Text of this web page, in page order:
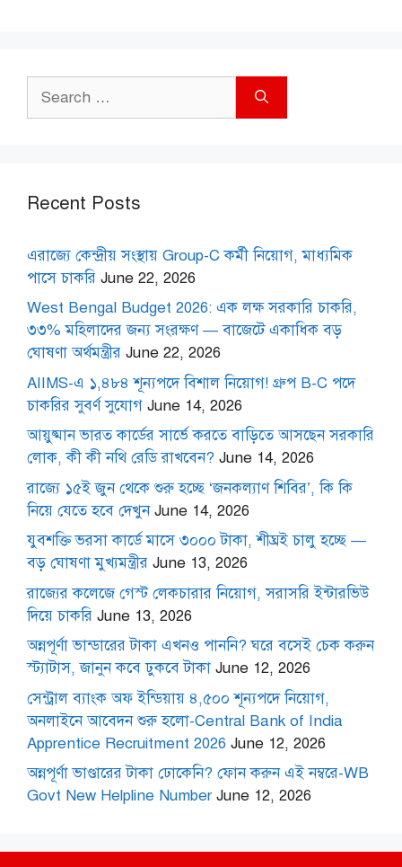
for:
Recent Posts
এরাজ্যে কেন্দ্রীয় সংস্থায় Group-C কর্মী নিয়োগ, মাধ্যমিক
পাসে চাকরি June 22, 2026
West Bengal Budget 2026: এক লক্ষ সরকারি চাকরি,
৩৩% মহিলাদের জন্য সংরক্ষণ — বাজেটে একাধিক বড়
ঘোষণা অর্থমন্ত্রীর June 22, 2026
AIIMS-এ ১,৪৮৪ শূন্যপদে বিশাল নিয়োগ! গ্রুপ B-C পদে
চাকরির সুবর্ণ সুযোগ June 14, 2026
আয়ুষ্মান ভারত কার্ডের সার্ভে করতে বাড়িতে আসছেন সরকারি
লোক, কী কী নথি রেডি রাখবেন? June 14, 2026
রাজ্যে ১৫ই জুন থেকে শুরু হচ্ছে ‘জনকল্যাণ শিবির’, কি কি
নিয়ে যেতে হবে দেখুন June 14, 2026
যুবশক্তি ভরসা কার্ডে মাসে ৩০০০ টাকা, শীঘ্রই চালু হচ্ছে —
বড় ঘোষণা মুখ্যমন্ত্রীর June 13, 2026
রাজ্যের কলেজে গেস্ট লেকচারার নিয়োগ, সরাসরি ইন্টারভিউ
দিয়ে চাকরি June 13, 2026
অন্নপূর্ণা ভান্ডারের টাকা এখনও পাননি? ঘরে বসেই চেক করুন
স্ট্যাটাস, জানুন কবে ঢুকবে টাকা June 12, 2026
সেন্ট্রাল ব্যাংক অফ ইন্ডিয়ায় ৪,৫০০ শূন্যপদে নিয়োগ,
অনলাইনে আবেদন শুরু হলো-Central Bank of India
Apprentice Recruitment 2026 June 12, 2026
অন্নপূর্ণা ভাণ্ডারের টাকা ঢোকেনি? ফোন করুন এই নম্বরে-WB
Govt New Helpline Number June 12, 2026